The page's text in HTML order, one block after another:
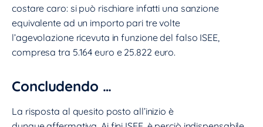
costare caro: si può rischiare infatti una sanzione
equivalente ad un importo pari tre volte
l’agevolazione ricevuta in funzione del falso ISEE,
compresa tra 5.164 euro e 25.822 euro.
Concludendo …
La risposta al quesito posto all’inizio è